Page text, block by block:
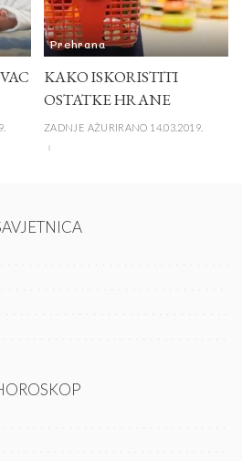
Prehrana
KAKO ISKORISTITI
OSTATKE HRANE
ZADNJE AŽURIRANO 14.03.2019.